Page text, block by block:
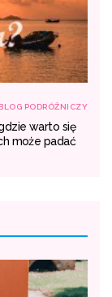
PODRÓŻNICZY
warto się
może padać